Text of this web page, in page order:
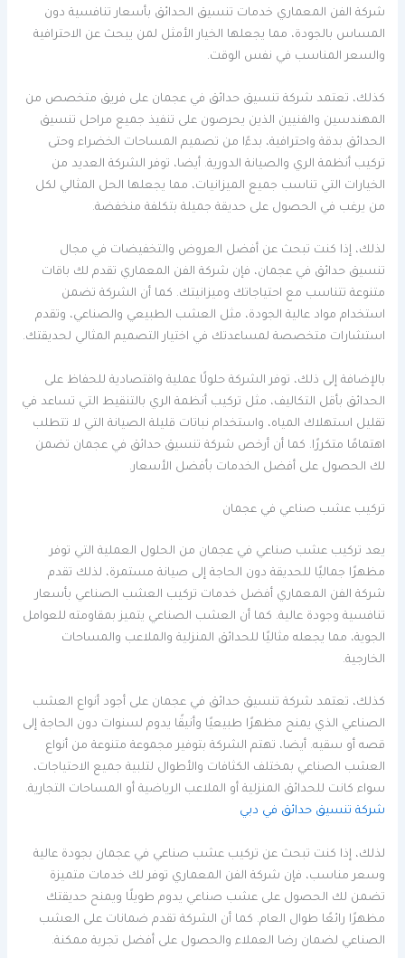
شركة الفن المعماري خدمات تنسيق الحدائق بأسعار تنافسية دون
المساس بالجودة، مما يجعلها الخيار الأمثل لمن يبحث عن الاحترافية
والسعر المناسب في نفس الوقت.
كذلك، تعتمد شركة تنسيق حدائق في عجمان على فريق متخصص من
المهندسين والفنيين الذين يحرصون على تنفيذ جميع مراحل تنسيق
الحدائق بدقة واحترافية، بدءًا من تصميم المساحات الخضراء وحتى
تركيب أنظمة الري والصيانة الدورية. أيضا، توفر الشركة العديد من
الخيارات التي تناسب جميع الميزانيات، مما يجعلها الحل المثالي لكل
من يرغب في الحصول على حديقة جميلة بتكلفة منخفضة.
لذلك، إذا كنت تبحث عن أفضل العروض والتخفيضات في مجال
تنسيق حدائق في عجمان، فإن شركة الفن المعماري تقدم لك باقات
متنوعة تتناسب مع احتياجاتك وميزانيتك. كما أن الشركة تضمن
استخدام مواد عالية الجودة، مثل العشب الطبيعي والصناعي، وتقدم
استشارات متخصصة لمساعدتك في اختيار التصميم المثالي لحديقتك.
بالإضافة إلى ذلك، توفر الشركة حلولًا عملية واقتصادية للحفاظ على
الحدائق بأقل التكاليف، مثل تركيب أنظمة الري بالتنقيط التي تساعد في
تقليل استهلاك المياه، واستخدام نباتات قليلة الصيانة التي لا تتطلب
اهتمامًا متكررًا. كما أن أرخص شركة تنسيق حدائق في عجمان تضمن
لك الحصول على أفضل الخدمات بأفضل الأسعار.
تركيب عشب صناعي في عجمان
يعد تركيب عشب صناعي في عجمان من الحلول العملية التي توفر
مظهرًا جماليًا للحديقة دون الحاجة إلى صيانة مستمرة، لذلك تقدم
شركة الفن المعماري أفضل خدمات تركيب العشب الصناعي بأسعار
تنافسية وجودة عالية. كما أن العشب الصناعي يتميز بمقاومته للعوامل
الجوية، مما يجعله مثاليًا للحدائق المنزلية والملاعب والمساحات
الخارجية.
كذلك، تعتمد شركة تنسيق حدائق في عجمان على أجود أنواع العشب
الصناعي الذي يمنح مظهرًا طبيعيًا وأنيقًا يدوم لسنوات دون الحاجة إلى
قصه أو سقيه. أيضا، تهتم الشركة بتوفير مجموعة متنوعة من أنواع
العشب الصناعي بمختلف الكثافات والأطوال لتلبية جميع الاحتياجات،
سواء كانت للحدائق المنزلية أو الملاعب الرياضية أو المساحات التجارية.
شركة تنسيق حدائق في دبي
لذلك، إذا كنت تبحث عن تركيب عشب صناعي في عجمان بجودة عالية
وسعر مناسب، فإن شركة الفن المعماري توفر لك خدمات متميزة
تضمن لك الحصول على عشب صناعي يدوم طويلًا ويمنح حديقتك
مظهرًا رائعًا طوال العام. كما أن الشركة تقدم ضمانات على العشب
الصناعي لضمان رضا العملاء والحصول على أفضل تجربة ممكنة.